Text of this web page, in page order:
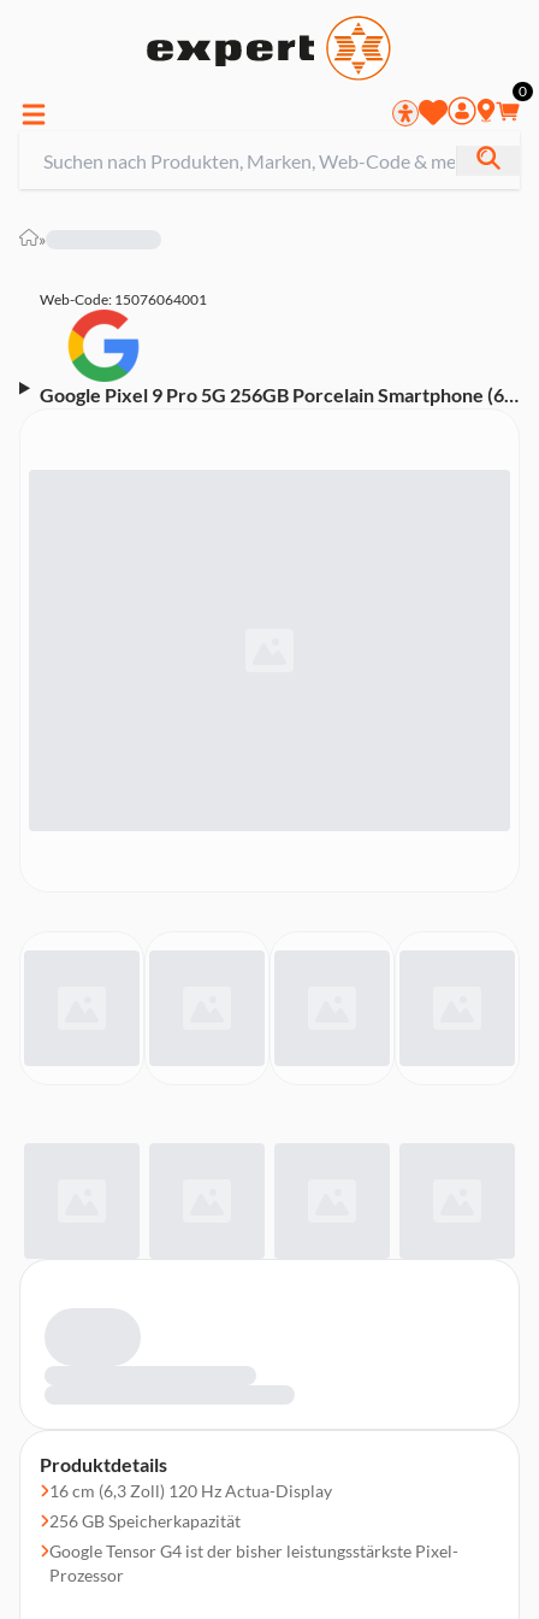
0
»
Web-Code: 15076064001
Google Pixel 9 Pro 5G 256GB Porcelain Smartphone (6,3
Produktdetails
16 cm (6,3 Zoll) 120 Hz Actua-Display
256 GB Speicherkapazität
Google Tensor G4 ist der bisher leistungsstärkste Pixel-
Prozessor